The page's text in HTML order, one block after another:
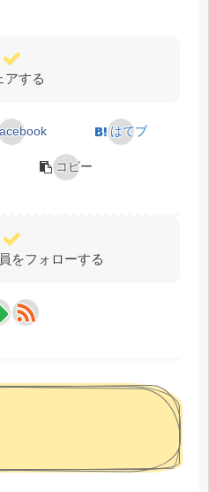
アする
はてブ
コピー
をフォローする